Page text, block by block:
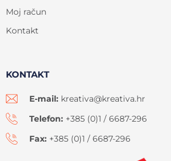
Moj račun
Kontakt
KONTAKT
E-mail: kreativa@kreativa.hr
Telefon: +385 (0)1 / 6687-296
Fax: +385 (0)1 / 6687-296